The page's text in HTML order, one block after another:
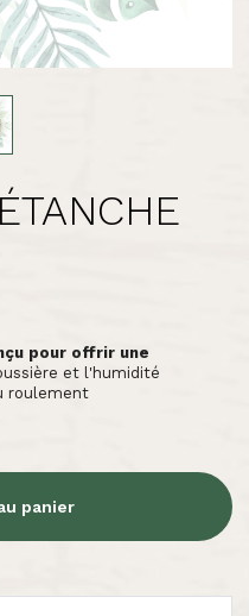
pour offrir une
et l'humidité
roulement
panier